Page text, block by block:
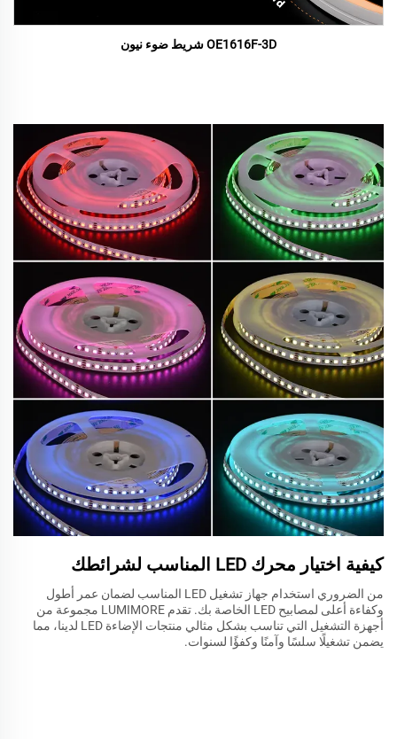
OE1616F-3D شريط ضوء نيون
كيفية اختيار محرك LED المناسب لشرائطك
من الضروري استخدام جهاز تشغيل LED المناسب لضمان عمر أطول
وكفاءة أعلى لمصابيح LED الخاصة بك. تقدم LUMIMORE مجموعة من
أجهزة التشغيل التي تناسب بشكل مثالي منتجات الإضاءة LED لدينا، مما
يضمن تشغيلًا سلسًا وآمنًا وكفؤًا لسنوات.